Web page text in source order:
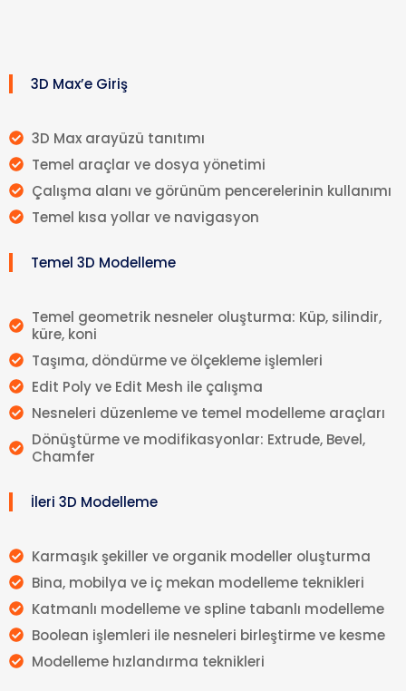
3D Max’e Giriş
3D Max arayüzü tanıtımı
Temel araçlar ve dosya yönetimi
Çalışma alanı ve görünüm pencerelerinin kullanımı
Temel kısa yollar ve navigasyon
Temel 3D Modelleme
Temel geometrik nesneler oluşturma: Küp, silindir,
küre, koni
Taşıma, döndürme ve ölçekleme işlemleri
Edit Poly ve Edit Mesh ile çalışma
Nesneleri düzenleme ve temel modelleme araçları
Dönüştürme ve modifikasyonlar: Extrude, Bevel,
Chamfer
İleri 3D Modelleme
Karmaşık şekiller ve organik modeller oluşturma
Bina, mobilya ve iç mekan modelleme teknikleri
Katmanlı modelleme ve spline tabanlı modelleme
Boolean işlemleri ile nesneleri birleştirme ve kesme
Modelleme hızlandırma teknikleri